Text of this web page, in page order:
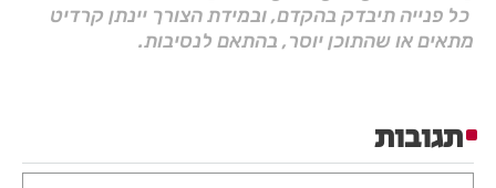
כל פנייה תיבדק בהקדם, ובמידת הצורך יינתן קרדיט
מתאים או שהתוכן יוסר, בהתאם לנסיבות.
תגובות